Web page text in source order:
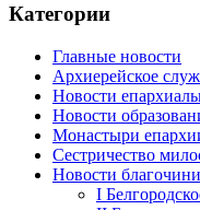
Категории
Главные новости
Архиерейское
Новости
Новости
Монастыри
Сестричество
Новости
I